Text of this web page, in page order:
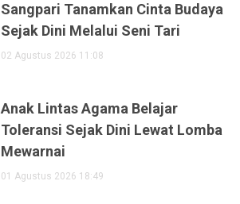
Sangpari Tanamkan Cinta Budaya
Sejak Dini Melalui Seni Tari
02 Agustus 2026 11:08
Anak Lintas Agama Belajar
Toleransi Sejak Dini Lewat Lomba
Mewarnai
01 Agustus 2026 18:49